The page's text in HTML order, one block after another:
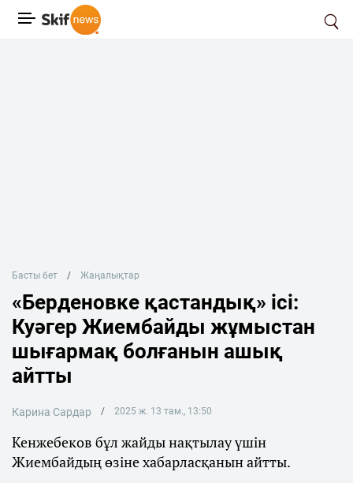
Басты бет Жаңалықтар
«Берденовке қастандық» ісі:
Куәгер Жиембайды жұмыстан
шығармақ болғанын ашық
айтты
Карина Сардар 2025 ж. 13 там., 13:50
Кенжебеков бұл жайды нақтылау үшін
Жиембайдың өзіне хабарласқанын айтты.